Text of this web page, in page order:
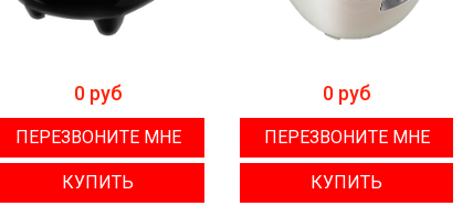
0 руб
ПЕРЕЗВОНИТЕ МНЕ
КУПИТЬ
0 руб
ПЕРЕЗВОНИТЕ МНЕ
КУПИТЬ